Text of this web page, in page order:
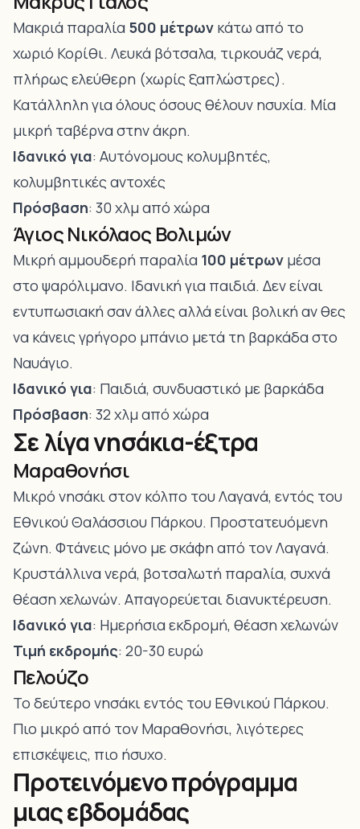
Μακριά παραλία 500 μέτρων κάτω από το
χωριό Κορίθι. Λευκά βότσαλα, τιρκουάζ νερά,
πλήρως ελεύθερη (χωρίς ξαπλώστρες).
Κατάλληλη για όλους όσους θέλουν ησυχία. Μία
μικρή ταβέρνα στην άκρη.
Ιδανικό για: Αυτόνομους κολυμβητές,
κολυμβητικές αντοχές
Πρόσβαση: 30 χλμ από χώρα
Άγιος Νικόλαος Βολιμών
Μικρή αμμουδερή παραλία 100 μέτρων μέσα
στο ψαρόλιμανο. Ιδανική για παιδιά. Δεν είναι
εντυπωσιακή σαν άλλες αλλά είναι βολική αν θες
να κάνεις γρήγορο μπάνιο μετά τη βαρκάδα στο
Ναυάγιο.
Ιδανικό για: Παιδιά, συνδυαστικό με βαρκάδα
Πρόσβαση: 32 χλμ από χώρα
Σε λίγα νησάκια-έξτρα
Μαραθονήσι
Μικρό νησάκι στον κόλπο του Λαγανά, εντός του
Εθνικού Θαλάσσιου Πάρκου. Προστατευόμενη
ζώνη. Φτάνεις μόνο με σκάφη από τον Λαγανά.
Κρυστάλλινα νερά, βοτσαλωτή παραλία, συχνά
θέαση χελωνών. Απαγορεύεται διανυκτέρευση.
Ιδανικό για: Ημερήσια εκδρομή, θέαση χελωνών
Τιμή εκδρομής: 20-30 ευρώ
Πελούζο
Το δεύτερο νησάκι εντός του Εθνικού Πάρκου.
Πιο μικρό από τον Μαραθονήσι, λιγότερες
επισκέψεις, πιο ήσυχο.
Προτεινόμενο πρόγραμμα
μιας εβδομάδας